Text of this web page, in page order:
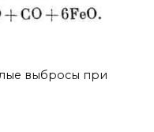
выбросы при